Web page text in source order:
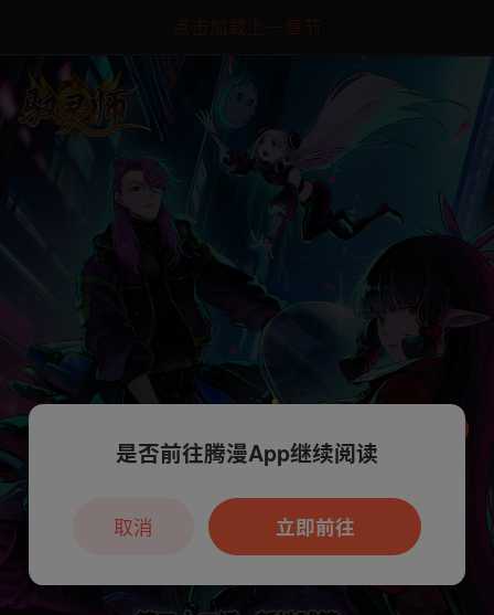
点击加载上一章节
本章节仅支持App阅读，可打开App新用
户7天免费看
是否前往腾漫App继续阅读
立即前往
取消